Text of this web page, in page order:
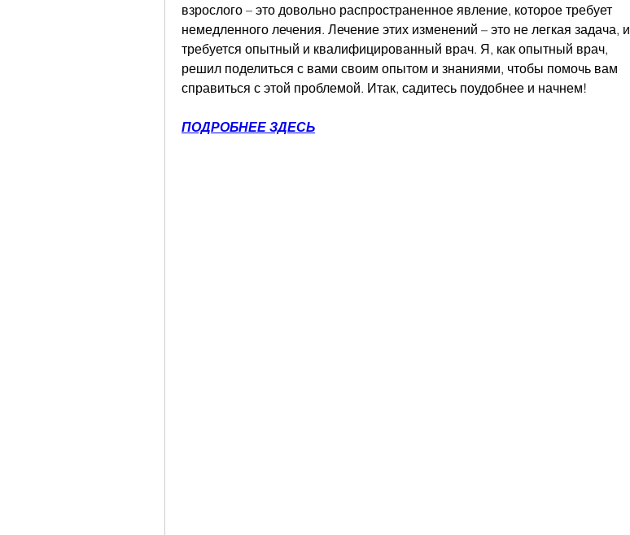
взрослого – это довольно распространенное явление, которое требует
немедленного лечения. Лечение этих изменений – это не легкая задача, и
требуется опытный и квалифицированный врач. Я, как опытный врач,
решил поделиться с вами своим опытом и знаниями, чтобы помочь вам
справиться с этой проблемой. Итак, садитесь поудобнее и начнем!
ПОДРОБНЕЕ ЗДЕСЬ